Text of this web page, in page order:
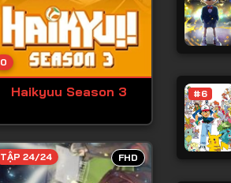
0
Haikyuu Season 3
FHD
TẬP 24/24
#6